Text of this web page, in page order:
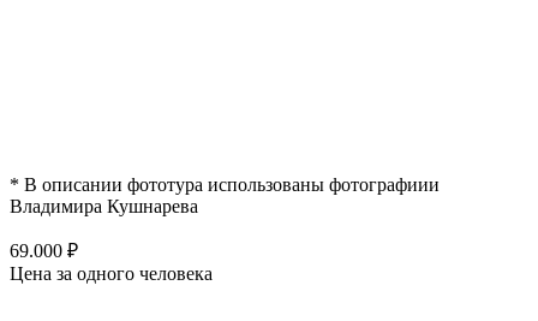
* В описании фототура использованы фотографиии
Владимира Кушнарева
69.000 ₽
Цена за одного человека